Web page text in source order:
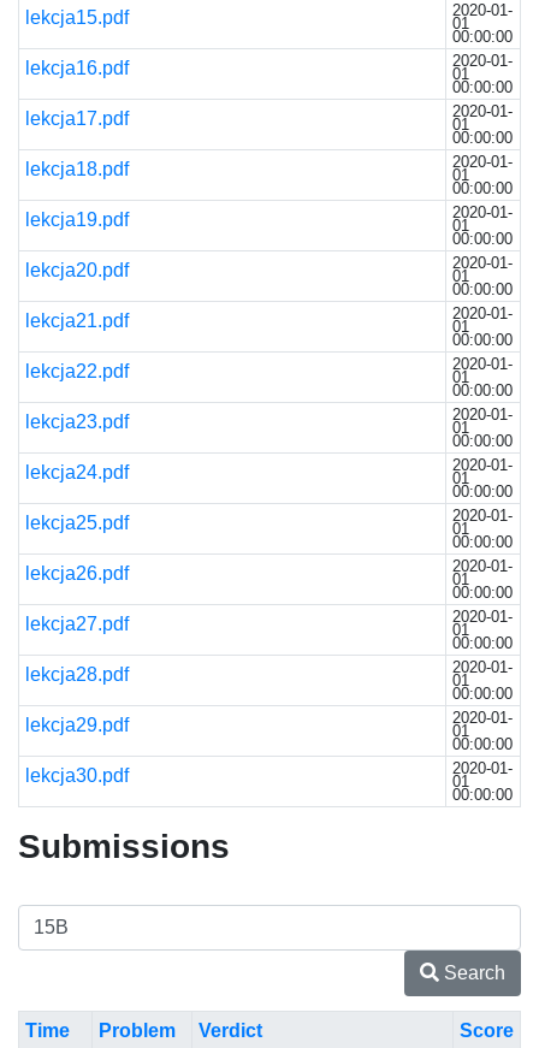
lekcja15.pdf 2020-01-
01
00:00:00
lekcja16.pdf 2020-01-
01
00:00:00
lekcja17.pdf 2020-01-
01
00:00:00
lekcja18.pdf 2020-01-
01
00:00:00
lekcja19.pdf 2020-01-
01
00:00:00
lekcja20.pdf 2020-01-
01
00:00:00
lekcja21.pdf 2020-01-
01
00:00:00
lekcja22.pdf 2020-01-
01
00:00:00
lekcja23.pdf 2020-01-
01
00:00:00
lekcja24.pdf 2020-01-
01
00:00:00
lekcja25.pdf 2020-01-
01
00:00:00
lekcja26.pdf 2020-01-
01
00:00:00
lekcja27.pdf 2020-01-
01
00:00:00
lekcja28.pdf 2020-01-
01
00:00:00
lekcja29.pdf 2020-01-
01
00:00:00
lekcja30.pdf 2020-01-
01
00:00:00
Submissions
Search
Time Problem Verdict Score